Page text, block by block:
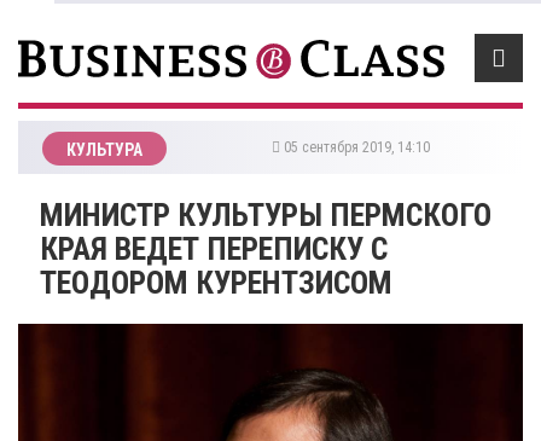
КУЛЬТУРА 05 сентября 2019, 14:10
МИНИСТР КУЛЬТУРЫ ПЕРМСКОГО
КРАЯ ВЕДЕТ ПЕРЕПИСКУ С
ТЕОДОРОМ КУРЕНТЗИСОМ